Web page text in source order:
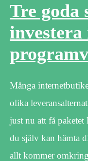
Tre goda
Många
olika
just nu att få
du själv kan hämta
allt kommer